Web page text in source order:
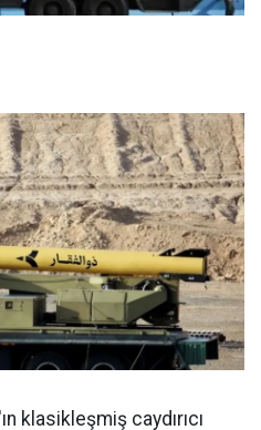
klasikleşmiş caydırıcı